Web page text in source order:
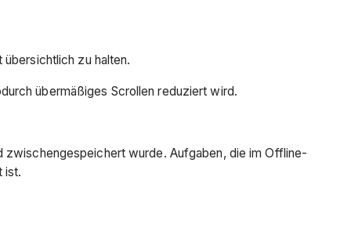
zu halten.
übermäßiges Scrollen reduziert wird.
wurde. Aufgaben, die im Offline-
ist.